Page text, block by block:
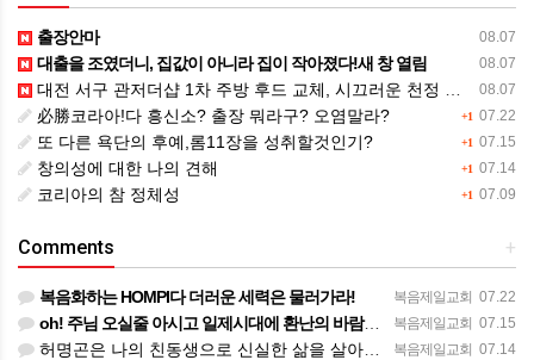
08.07
출장안마
08.07
대출을 조였더니, 집값이 아니라 집이 작아졌다!새 창 열림
08.07
대전 서구 관저더샵 1차 주방 후드 교체, 시끄러운 천정 모터 분리 작업까지 완벽하게!새 창 열림
+1 07.22
必勝코라아!다 흥신소? 출장 뭐라구? 오염말라?
+1 07.15
또 다른 욕단의 후예,롬11장을 성취할것인기?
+1 07.14
창의성에 대한 나의 견해
+1 07.09
코리아의 참 정체성
+
Comments
복음제일교회 07.22
복음화하는 HOMPI다 더러운 세력은 물러가라!
복음제일교회 07.15
oh! 주님 오실줄 아시고 일제시대에 환난의 바람을 불어 러시아의 한지역에서 중앙아시아로 89녆 출애굽의 역…
복음제일교회 07.14
허명곤은 나의 친동생으로 신실한 삶을 살아가고 있다. 한 편의 노래가 대중화 하지 않았을지라도 독일인들의 소…